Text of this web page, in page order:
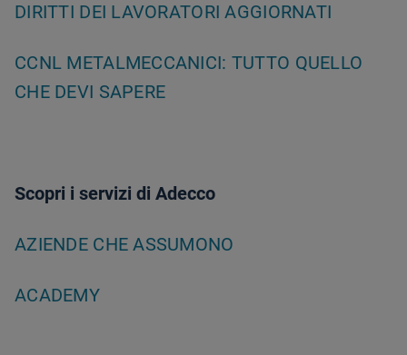
DIRITTI DEI LAVORATORI AGGIORNATI
CCNL METALMECCANICI: TUTTO QUELLO
CHE DEVI SAPERE
Scopri i servizi di Adecco
AZIENDE CHE ASSUMONO
ACADEMY